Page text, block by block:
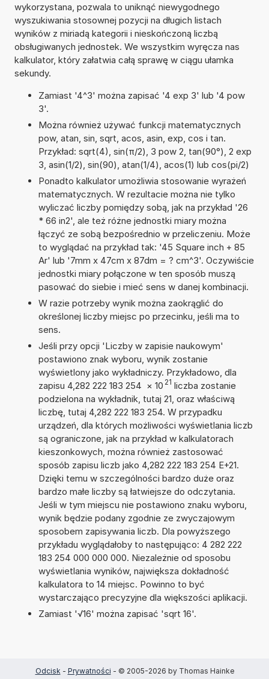
wykorzystana, pozwala to uniknąć niewygodnego
wyszukiwania stosownej pozycji na długich listach
wyników z miriadą kategorii i nieskończoną liczbą
obsługiwanych jednostek. We wszystkim wyręcza nas
kalkulator, który załatwia całą sprawę w ciągu ułamka
sekundy.
Zamiast '4^3' można zapisać '4 exp 3' lub '4 pow
3'.
Można również używać funkcji matematycznych
pow, atan, sin, sqrt, acos, asin, exp, cos i tan.
Przykład: sqrt(4), sin(π/2), 3 pow 2, tan(90°), 2 exp
3, asin(1/2), sin(90), atan(1/4), acos(1) lub cos(pi/2)
Ponadto kalkulator umożliwia stosowanie wyrażeń
matematycznych. W rezultacie można nie tylko
wyliczać liczby pomiędzy sobą, jak na przykład '26
* 66 in2', ale też różne jednostki miary można
łączyć ze sobą bezpośrednio w przeliczeniu. Może
to wyglądać na przykład tak: '45 Square inch + 85
Ar' lub '7mm x 47cm x 87dm = ? cm^3'. Oczywiście
jednostki miary połączone w ten sposób muszą
pasować do siebie i mieć sens w danej kombinacji.
W razie potrzeby wynik można zaokrąglić do
określonej liczby miejsc po przecinku, jeśli ma to
sens.
Jeśli przy opcji 'Liczby w zapisie naukowym'
postawiono znak wyboru, wynik zostanie
wyświetlony jako wykładniczy. Przykładowo, dla
zapisu 4,282 222 183 254 × 10 21 liczba zostanie
podzielona na wykładnik, tutaj 21, oraz właściwą
liczbę, tutaj 4,282 222 183 254. W przypadku
urządzeń, dla których możliwości wyświetlania liczb
są ograniczone, jak na przykład w kalkulatorach
kieszonkowych, można również zastosować
sposób zapisu liczb jako 4,282 222 183 254 E+21.
Dzięki temu w szczególności bardzo duże oraz
bardzo małe liczby są łatwiejsze do odczytania.
Jeśli w tym miejscu nie postawiono znaku wyboru,
wynik będzie podany zgodnie ze zwyczajowym
sposobem zapisywania liczb. Dla powyższego
przykładu wyglądałoby to następująco: 4 282 222
183 254 000 000 000. Niezależnie od sposobu
wyświetlania wyników, największa dokładność
kalkulatora to 14 miejsc. Powinno to być
wystarczająco precyzyjne dla większości aplikacji.
Zamiast '√16' można zapisać 'sqrt 16'.
Odcisk - Prywatności - © 2005-2026 by Thomas Hainke